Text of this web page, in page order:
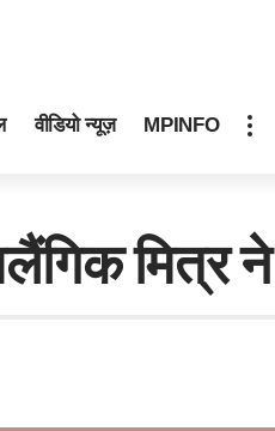
वीडियो न्यूज़ MPINFO
मित्र